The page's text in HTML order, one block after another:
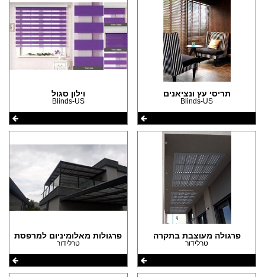
תריסי עץ ונציאנים
Blinds-US
וילון סגול
Blinds-US
פרגולה מעוצבת בתקרה
טרלידור
פרגולות מאלומיניום למרפסת
טרלידור